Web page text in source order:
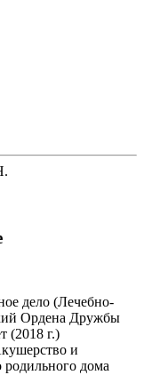
дело (Лечебно-
Ордена Дружбы
(2018 г.)
и
родильного дома